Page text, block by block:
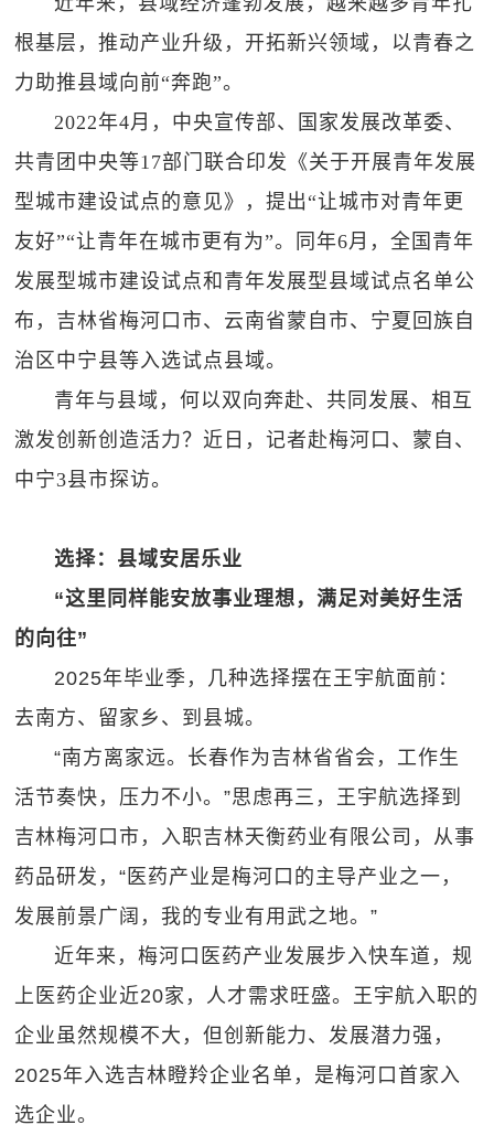
根基层，推动产业升级，开拓新兴领域，以青春之
力助推县域向前“奔跑”。
2022年4月，中央宣传部、国家发展改革委、
共青团中央等17部门联合印发《关于开展青年发展
型城市建设试点的意见》，提出“让城市对青年更
友好”“让青年在城市更有为”。同年6月，全国青年
发展型城市建设试点和青年发展型县域试点名单公
布，吉林省梅河口市、云南省蒙自市、宁夏回族自
治区中宁县等入选试点县域。
青年与县域，何以双向奔赴、共同发展、相互
激发创新创造活力？近日，记者赴梅河口、蒙自、
中宁3县市探访。
选择：县域安居乐业
“这里同样能安放事业理想，满足对美好生活
的向往”
2025年毕业季，几种选择摆在王宇航面前：
去南方、留家乡、到县城。
“南方离家远。长春作为吉林省省会，工作生
活节奏快，压力不小。”思虑再三，王宇航选择到
吉林梅河口市，入职吉林天衡药业有限公司，从事
药品研发，“医药产业是梅河口的主导产业之一，
发展前景广阔，我的专业有用武之地。”
近年来，梅河口医药产业发展步入快车道，规
上医药企业近20家，人才需求旺盛。王宇航入职的
企业虽然规模不大，但创新能力、发展潜力强，
2025年入选吉林瞪羚企业名单，是梅河口首家入
选企业。